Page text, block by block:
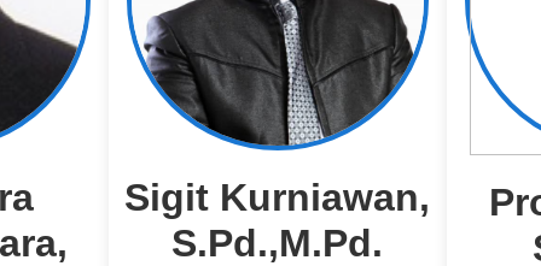
Sigit Kurniawan,
S.Pd.,M.Pd.